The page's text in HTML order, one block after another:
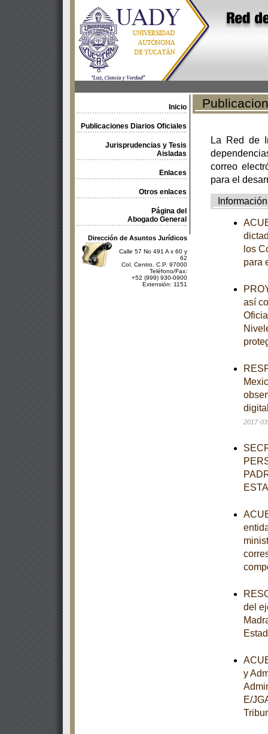
Inicio
Publicaciones Diarios Oficiales
Jurisprudencias y Tesis
Aisladas
Enlaces
Otros enlaces
Página del
Abogado General
Dirección de Asuntos Jurídicos
Calle 57 No 491 A x 60 y
62
Col. Centro, C.P. 97000
Teléfono/Fax:
+52 (999) 930-0900
Extensión: 1151
La Red de
correo
para el
Información
los
para
así
2017-
del
y
E/